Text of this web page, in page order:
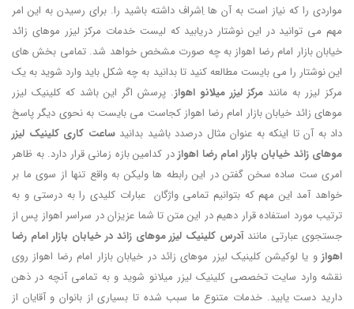
مواردی را که نیاز است به آن ها اِشراف داشته باشید را. برای رسیدن به این امر
مهم می توانید در این نوشتار دریابید که لیست خدمات مرکز لیزر موهای زائد
خیابان بازار امام رضا اهواز به چه صورت مشخص خواهد شد. تمامی بخش های
این نوشتار را می بایست مطالعه کنید تا بدانید به چه شکل باید وارد شوید به یک
مرکز لیزر به مانندمرکز لیزر میلانو اهواز. پرسش اگر این باشد که کلینیک لیزر
موهای زائد خیابان بازار امام رضا اهواز کجاست می بایست به نحوی دیگر پاسخ
داد به آن تا اینکه به عنوان مثال درصدد باشید بدانیدساعت کاری کلینیک لیزر
موهای زائد خیابان بازار امام رضا اهوازدر کدامین بازه زمانی قرار دارد. به ظاهر
امری ست ساده سخن گفتن در این رابطه ها ولیکن به واقع تنها از سوی ما بر
خواهد آمد این مهم که بتوانیم تمامی واژگان عبارات کلیدی را به درستی و به
ترتیب مورد استفاده قرار دهیم در این متن تا شما عزیزان در سراسر اهواز پس از
جستجوی عبارتی مانندآدرس کلینیک لیزر موهای زائد در خیابان بازار امام رضا
اهوازو یا لوکیشن کلینیک لیزر موهای زائد در خیابان بازار امام رضا اهواز روی
نقشه وارد سایت تخصصی کلینیک لیزر میلانو شوید و به تمامی آنچه در ذهن
دارید دست یابید. خدمات متنوع ما سبب شده تا بسیاری از بانوان و آقایان از